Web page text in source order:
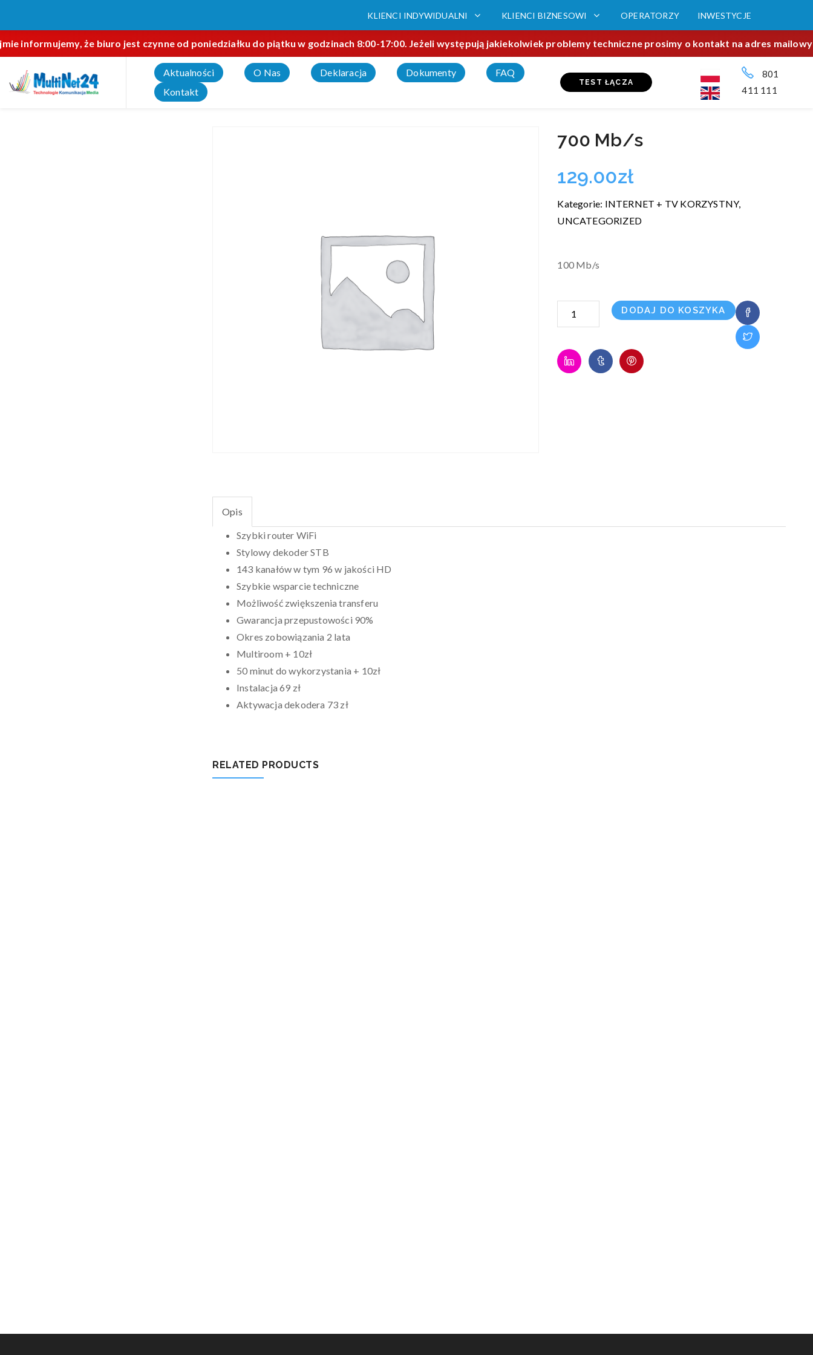
KLIENCI INDYWIDUALNI KLIENCI BIZNESOWI OPERATORZY INWESTYCJE
że biuro jest czynne od poniedziałku do piątku w godzinach 8:00-17:00. Jeżeli występują jakiekolwiek problemy techniczne prosimy o kontakt na adres mailowy
Aktualności O Nas Deklaracja Dokumenty
FAQ
Kontakt
TEST ŁĄCZA
801
411 111
700 Mb/s
129.00zł
Kategorie: INTERNET + TV KORZYSTNY,
UNCATEGORIZED
100 Mb/s
ilość
700
DODAJ DO KOSZYKA
Opis
Szybki router WiFi
Stylowy dekoder STB
143 kanałów w tym 96 w jakości HD
Szybkie wsparcie techniczne
Możliwość zwiększenia transferu
Gwarancja przepustowości 90%
Okres zobowiązania 2 lata
Multiroom + 10zł
50 minut do wykorzystania + 10zł
Instalacja 69 zł
Aktywacja dekodera 73 zł
RELATED PRODUCTS